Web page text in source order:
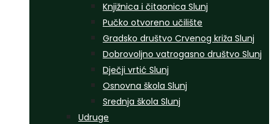
Knjižnica i čitaonica Slunj
Pučko otvoreno učilište
Gradsko društvo Crvenog križa Slunj
Dobrovoljno vatrogasno društvo Slunj
Dječji vrtić Slunj
Osnovna škola Slunj
Srednja škola Slunj
Udruge